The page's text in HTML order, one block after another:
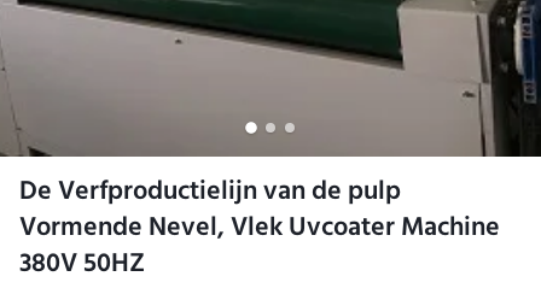
De Verfproductielijn van de pulp
Vormende Nevel, Vlek Uvcoater Machine
380V 50HZ